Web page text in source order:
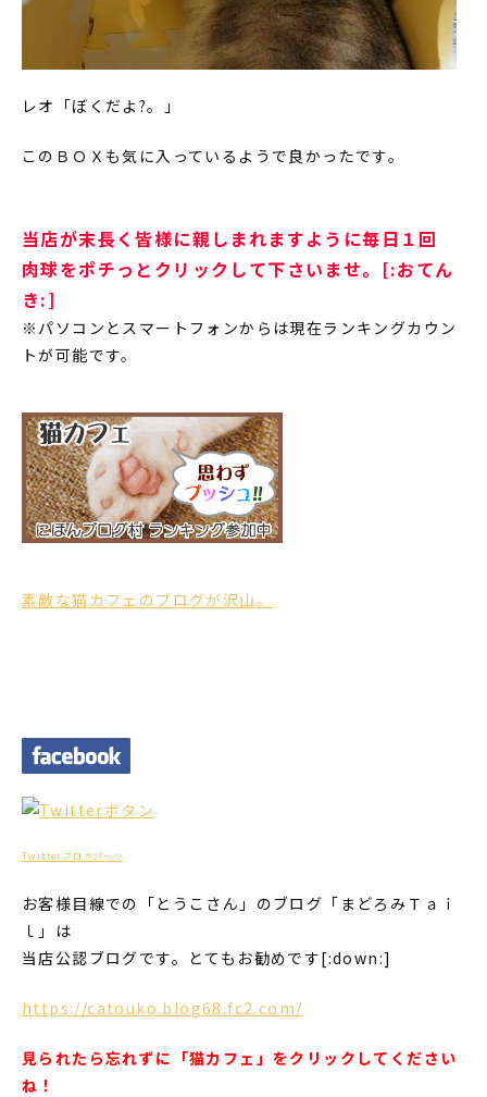
レオ「ぼくだよ?。」
このＢＯＸも気に入っているようで良かったです。
当店が末長く皆様に親しまれますように毎日１回
肉球をポチっとクリックして下さいませ。[:おてん
き:]
※パソコンとスマートフォンからは現在ランキングカウン
トが可能です。
素敵な猫カフェのブログが沢山。
Twitterブログパーツ
お客様目線での「とうこさん」のブログ「まどろみＴａｉ
ｌ」は
当店公認ブログです。とてもお勧めです[:down:]
https://catouko.blog68.fc2.com/
見られたら忘れずに「猫カフェ」をクリックしてください
ね！